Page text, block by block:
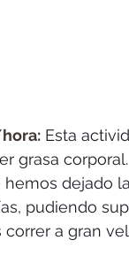
Esta
grasa corporal.
dejado
pudiendo
a gran